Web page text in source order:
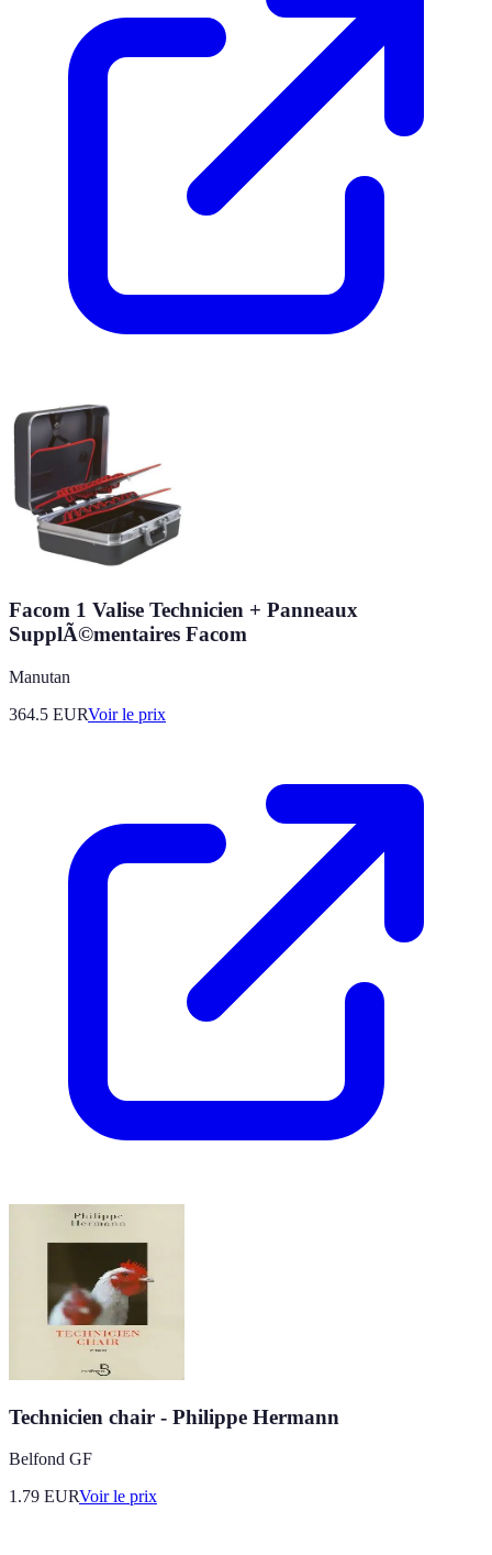
Facom 1 Valise Technicien + Panneaux
SupplÃ©mentaires Facom
Manutan
364.5 EURVoir le prix
Technicien chair - Philippe Hermann
Belfond GF
1.79 EURVoir le prix